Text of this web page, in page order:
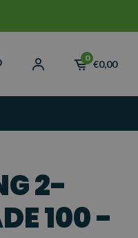
0
€0,00
2-
100 -